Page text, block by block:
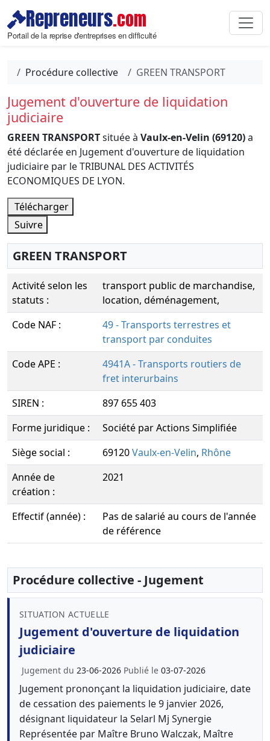
Repreneurs.com
Portail de la reprise d'entreprises en difficulté
Procédure collective GREEN TRANSPORT
Jugement d'ouverture de liquidation
judiciaire
GREEN TRANSPORTsituée à Vaulx-en-Velin (69120)a
été déclarée en Jugement d'ouverture de liquidation
judiciaire par le TRIBUNAL DES ACTIVITÉS
ECONOMIQUES DE LYON.
Télécharger
Suivre
GREEN TRANSPORT
Activité selon les
statuts :
transport public de marchandise,
location, déménagement,
Code NAF :
49 - Transports terrestres et
transport par conduites
Code APE :
4941A - Transports routiers de
fret interurbains
SIREN :
897 655 403
Forme juridique :
Société par Actions Simplifiée
Siège social :
69120Vaulx-en-Velin, Rhône
Année de
création :
2021
Effectif (année) :
Pas de salarié au cours de l'année
de référence
Procédure collective - Jugement
SITUATION ACTUELLE
Jugement d'ouverture de liquidation
judiciaire
Jugement du 23-06-2026 Publié le 03-07-2026
Jugement prononçant la liquidation judiciaire, date
de cessation des paiements le 9 janvier 2026,
désignant liquidateur la Selarl Mj Synergie
Représentée par Maître Bruno Walczak, Maître